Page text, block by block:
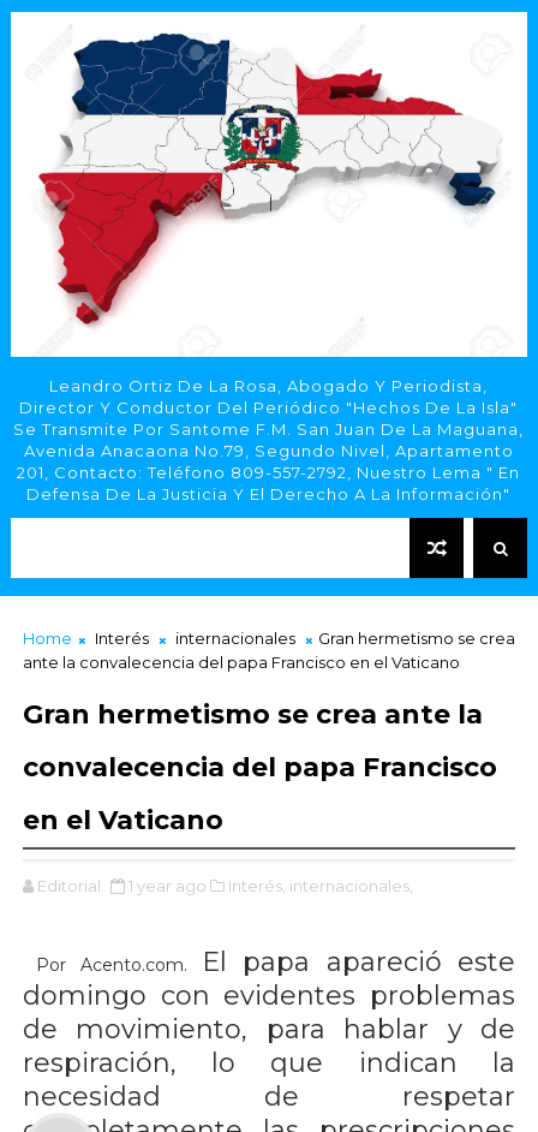
Leandro Ortiz De La Rosa, Abogado Y Periodista,
Director Y Conductor Del Periódico "Hechos De La Isla"
Se Transmite Por Santome F.M. San Juan De La Maguana,
Avenida Anacaona No.79, Segundo Nivel, Apartamento
201, Contacto: Teléfono 809-557-2792, Nuestro Lema " En
Defensa De La Justicia Y El Derecho A La Información"
Home Interés internacionales
Gran hermetismo se crea
ante la convalecencia del papa Francisco en el Vaticano
Gran hermetismo se crea ante la
convalecencia del papa Francisco
en el Vaticano
Editorial 1 year ago Interés, internacionales,
Por Acento.com.
El papa apareció este
domingo con evidentes problemas
de movimiento, para hablar y de
respiración, lo que indican la
necesidad de respetar